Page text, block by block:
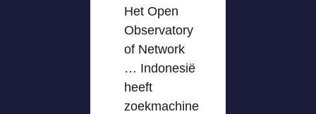
Het Open
Observatory
of Network
… Indonesië
heeft
zoekmachine